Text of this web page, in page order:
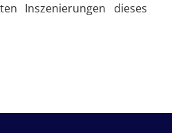
Inszenierungen dieses